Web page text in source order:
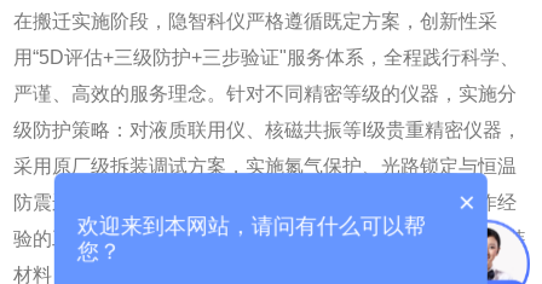
在搬迁实施阶段，隐智科仪严格遵循既定方案，创新性采
用“5D评估+三级防护+三步验证"服务体系，全程践行科学、
严谨、高效的服务理念。针对不同精密等级的仪器，实施分
级防护策略：对液质联用仪、核磁共振等I级贵重精密仪器，
采用原厂级拆装调试方案，实施氮气保护、光路锁定与恒温
防震运输，核心部件使用定制防护材料，由具有原厂工作经
验的工程师亲自操作；对II级普通精密仪器，采用级防震包装
材料，进行多层防护，有效缓冲运输过程中的震动和冲击；
×
欢迎来到本网站，请问有什么可以帮
您？